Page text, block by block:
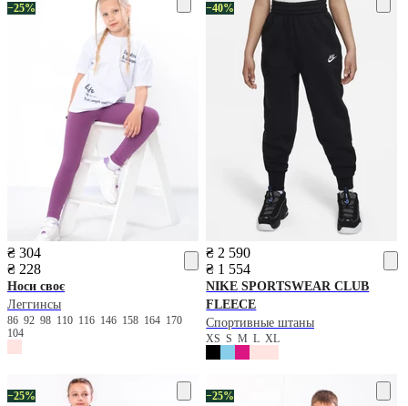
−25%
₴ 304
₴ 228
Носи своє
Леггинсы
86 92 98 110 116 146 158 164 170
104
−40%
₴ 2 590
₴ 1 554
NIKE SPORTSWEAR CLUB
FLEECE
Спортивные штаны
XSSMLXL
−25% −25%